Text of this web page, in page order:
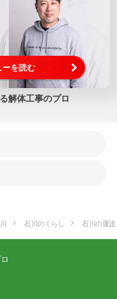
ーを読む
解体工事のプロ
石川のくらし 石川の運